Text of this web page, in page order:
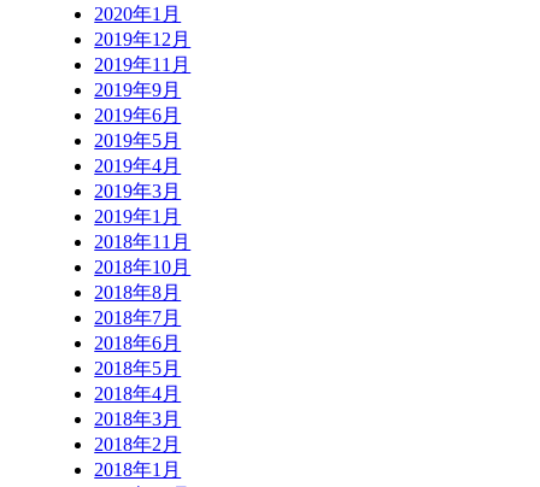
2020年1月
2019年12月
2019年11月
2019年9月
2019年6月
2019年5月
2019年4月
2019年3月
2019年1月
2018年11月
2018年10月
2018年8月
2018年7月
2018年6月
2018年5月
2018年4月
2018年3月
2018年2月
2018年1月